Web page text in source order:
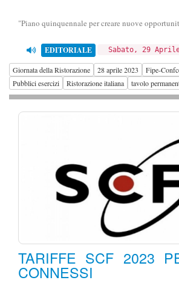
"Piano quinquennale per creare nuove
EDITORIALE Sabato, 29
Giornata della Ristorazione 28 aprile 2023
Fipe-
Pubblici esercizi
Ristorazione italiana tavolo
TARIFFE SCF 2023
CONNESSI